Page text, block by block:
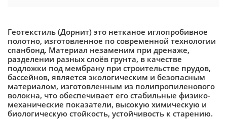
Геотекстиль (Дорнит) это нетканое иглопробивное
полотно, изготовленное по современной технологии
спанбонд. Материал незаменим при дренаже,
разделении разных слоёв грунта, в качестве
подложки под мембрану при строительстве прудов,
бассейнов, является экологическим и безопасным
материалом, изготовленным из полипропиленового
волокна, что обеспечивает его стабильные физико-
механические показатели, высокую химическую и
биологическую стойкость, устойчивость к старению.